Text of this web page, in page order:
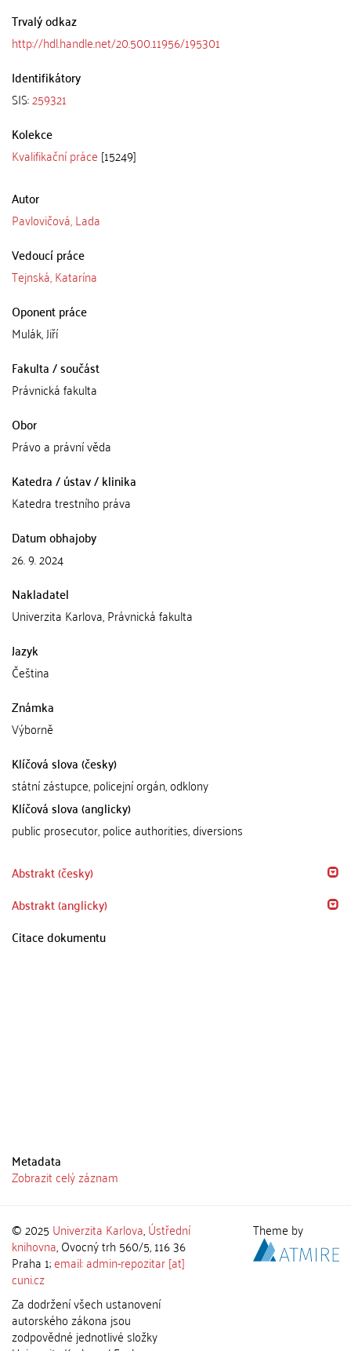
Trvalý odkaz
http://hdl.handle.net/20.500.11956/195301
Identifikátory
SIS:259321
Kolekce
Kvalifikační práce [15249]
Autor
Pavlovičová, Lada
Vedoucí práce
Tejnská, Katarína
Oponent práce
Mulák, Jiří
Fakulta / součást
Právnická fakulta
Obor
Právo a právní věda
Katedra / ústav / klinika
Katedra trestního práva
Datum obhajoby
26. 9. 2024
Nakladatel
Univerzita Karlova, Právnická fakulta
Jazyk
Čeština
Známka
Výborně
Klíčová slova (česky)
státní zástupce, policejní orgán, odklony
Klíčová slova (anglicky)
public prosecutor, police authorities, diversions
Abstrakt (česky)
Abstrakt (anglicky)
Citace dokumentu
Metadata
Zobrazit celý záznam
© 2025 Univerzita Karlova,Ústřední
knihovna, Ovocný trh 560/5, 116 36
Praha 1;email: admin-repozitar [at]
cuni.cz
Za dodržení všech ustanovení
autorského zákona jsou
zodpovědné jednotlivé složky
Theme by